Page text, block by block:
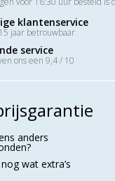
klantenservice
jaar betrouwbaar
service
ons een 9,4 / 10
anders
wat extra’s